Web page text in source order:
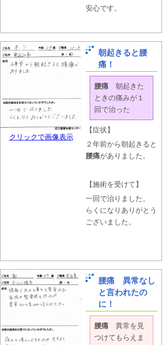
安心です。
クリックで画像表示
朝起きると腰
痛！
腰痛 朝起きた
ときの痛みが１
回で治った
【症状】
２年前から朝起きると
腰痛がありました。
【施術を受けて】
一回で治りました。
らくになりありがとう
ございました。
腰痛 異常なし
と言われたの
に！
腰痛 異常を見
つけてもらえま